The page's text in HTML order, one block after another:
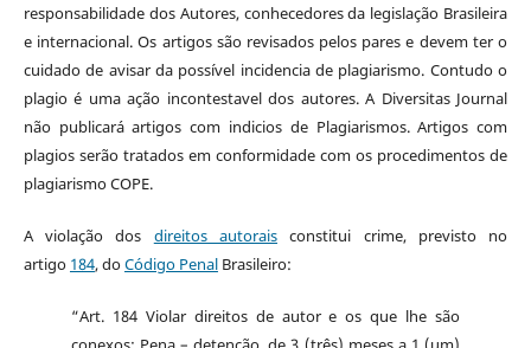
responsabilidade dos Autores, conhecedores da legislação Brasileira
e internacional. Os artigos são revisados pelos pares e devem ter o
cuidado de avisar da possível incidencia de plagiarismo. Contudo o
plagio é uma ação incontestavel dos autores. A Diversitas Journal
não publicará artigos com indicios de Plagiarismos. Artigos com
plagios serão tratados em conformidade com os procedimentos de
plagiarismo COPE.
A violação dos direitos autorais constitui crime, previsto no
artigo 184, doCódigo PenalBrasileiro:
“Art. 184 Violar direitos de autor e os que lhe são